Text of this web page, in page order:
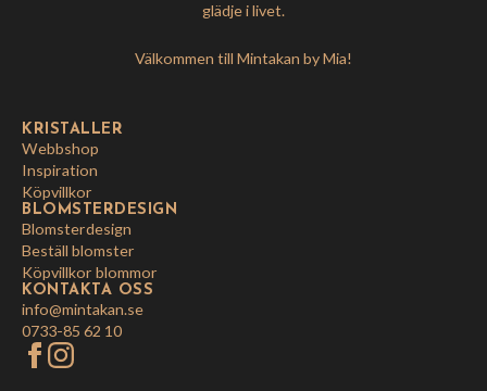
glädje i livet.
Välkommen till Mintakan by Mia!
KRISTALLER
Webbshop
Inspiration
Köpvillkor
BLOMSTERDESIGN
Blomsterdesign
Beställ blomster
Köpvillkor blommor
KONTAKTA OSS
info@mintakan.se
0733-85 62 10